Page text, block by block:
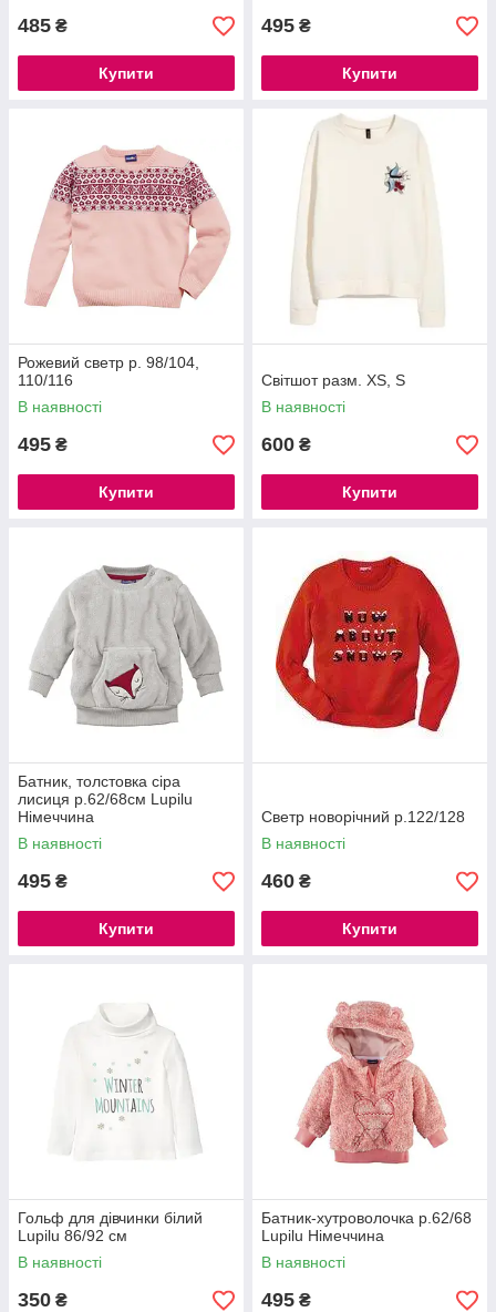
485 ₴
Купити
495 ₴
Купити
Рожевий светр р. 98/104,
110/116
В наявності
495 ₴
Купити
Світшот разм. XS, S
В наявності
600 ₴
Купити
Батник, толстовка сіра
лисиця р.62/68см Lupilu
Німеччина
В наявності
495 ₴
Купити
Светр новорічний р.122/128
В наявності
460 ₴
Купити
Гольф для дівчинки білий
Lupilu 86/92 см
В наявності
350 ₴
Батник-хутроволочка р.62/68
Lupilu Німеччина
В наявності
495 ₴